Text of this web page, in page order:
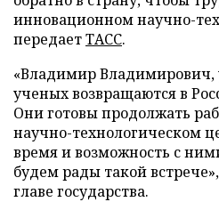
инновационном научно-
передаетТАСС.
«Владимир Владимирович,
ученых возвращаются в
Они готовы продолжать
научно-технологическом
время и возможность с
будем рады такой
главе государства.